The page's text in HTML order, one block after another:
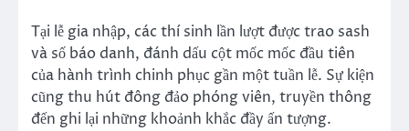
Tại lễ gia nhập, các thí sinh lần lượt được trao sash
và số báo danh, đánh dấu cột mốc mốc đầu tiên
của hành trình chinh phục gần một tuần lễ. Sự kiện
cũng thu hút đông đảo phóng viên, truyền thông
đến ghi lại những khoảnh khắc đầy ấn tượng.